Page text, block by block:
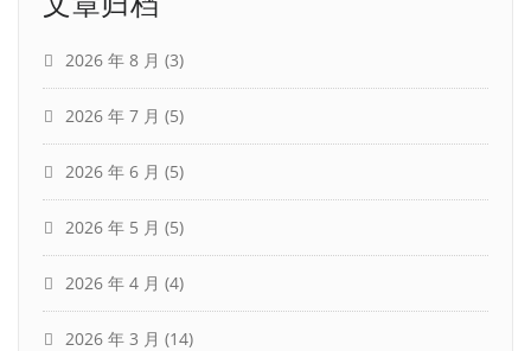
2026 年 8 月 (3)
2026 年 7 月 (5)
2026 年 6 月 (5)
2026 年 5 月 (5)
2026 年 4 月 (4)
2026 年 3 月 (14)